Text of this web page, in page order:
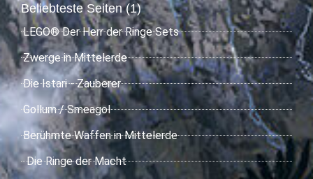
Beliebteste Seiten (1)
LEGO® Der Herr der Ringe Sets
Zwerge in Mittelerde
Die Istari - Zauberer
Gollum / Smeagol
Berühmte Waffen in Mittelerde
Die Ringe der Macht